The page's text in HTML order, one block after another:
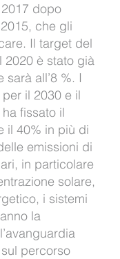
dopo
che gli
Il target del
2020 è stato già
all’8 %. I
il 2030 e il
fissato il
il 40% in più di
emissioni di
in particolare
solare,
i sistemi
la
percorso